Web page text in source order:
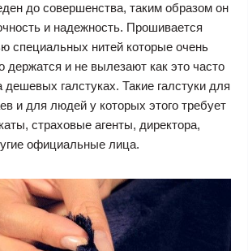
до совершенства, таким образом он
и надежность. Прошивается
специальных нитей которые очень
держатся и не вылезают как это часто
галстуках. Такие галстуки для
и для людей у которых этого требует
страховые агенты, директора,
официальные лица.